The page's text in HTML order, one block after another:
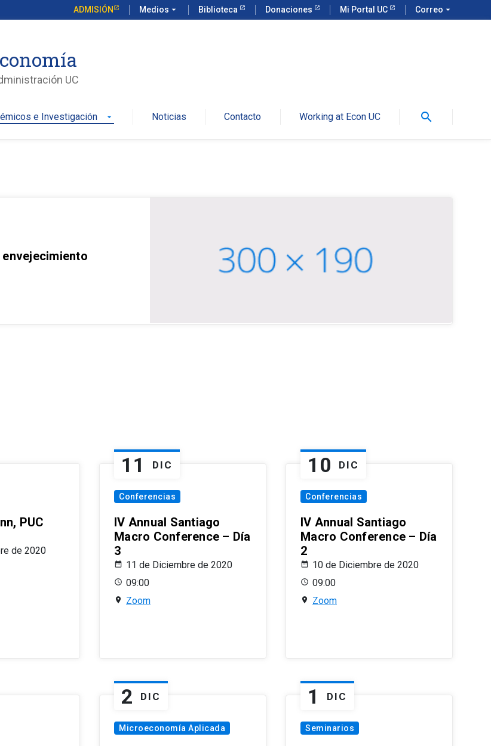
ADMISIÓN Medios arrow_drop_down Biblioteca Donaciones Mi Portal UC Correo arrow_drop_down
UC
e Investigación arrow_drop_down Noticias Contacto Working at Econ UC search
PUC
de 2020
11 DIC
Conferencias
IV Annual Santiago
Macro Conference – Día
3
11 de Diciembre de 2020
09:00
Zoom
10 DIC
Conferencias
IV Annual Santiago
Macro Conference – Día
2
10 de Diciembre de 2020
09:00
Zoom
2 DIC
Microeconomía Aplicada
1 DIC
Seminarios